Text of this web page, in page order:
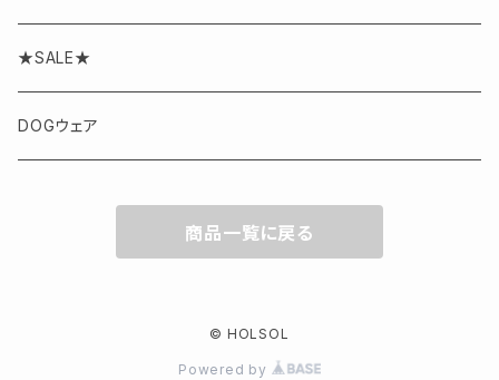
アクセサリー
★SALE★
DOGウェア
商品一覧に戻る
© HOLSOL
Powered by